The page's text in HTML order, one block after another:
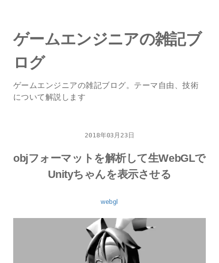
ゲームエンジニアの雑記ブ
ログ
ゲームエンジニアの雑記ブログ。テーマ自由、技術
について解説します
2018年03月23日
objフォーマットを解析して生WebGLで
Unityちゃんを表示させる
webgl